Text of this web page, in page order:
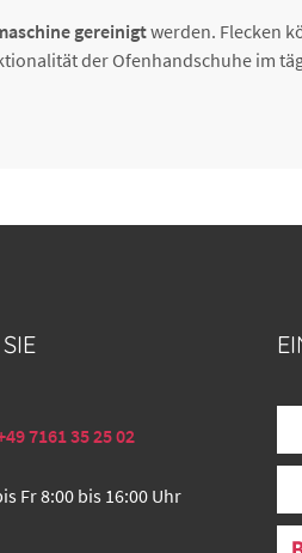
gereinigtwerden. Flecken
der Ofenhandschuhe im
7161 35 25 02
Fr 8:00 bis 16:00 Uhr